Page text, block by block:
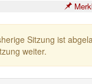
Sitzung ist
weiter.